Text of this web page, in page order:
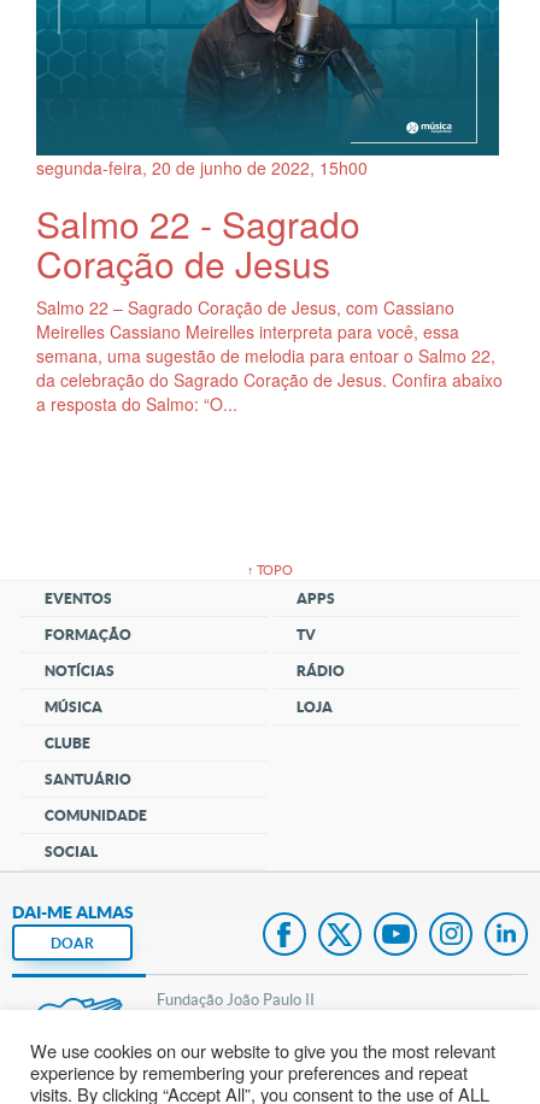
segunda-feira, 20 de junho de 2022, 15h00
Salmo 22 - Sagrado
Coração de Jesus
Salmo 22 – Sagrado Coração de Jesus, com Cassiano
Meirelles Cassiano Meirelles interpreta para você, essa
semana, uma sugestão de melodia para entoar o Salmo 22,
da celebração do Sagrado Coração de Jesus. Confira abaixo
a resposta do Salmo: “O...
↑ TOPO
EVENTOS
FORMAÇÃO
NOTÍCIAS
MÚSICA
CLUBE
SANTUÁRIO
COMUNIDADE
SOCIAL
APPS
TV
RÁDIO
LOJA
DAI-ME ALMAS
DOAR
Fundação João Paulo II
Pedido de Oração
Mapa do site
We use cookies on our website to give you the most relevant
experience by remembering your preferences and repeat
visits. By clicking “Accept All”, you consent to the use of ALL